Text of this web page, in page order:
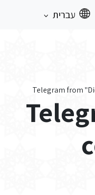
עברית
Telegram from